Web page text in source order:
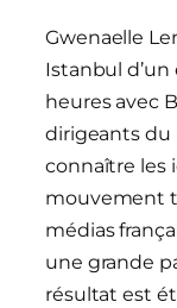
Gwenaelle
Istanbul
heures avec
dirigeants du
connaître les
mouvement
médias
une grande
résultat est